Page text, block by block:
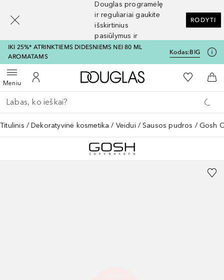
Douglas programėlę
ir reguliariai gaukite
išskirtinius
pasiūlymus ir
nuolaidas
RODYTI
IKI 25%* ATRINKTIEMS DIDESNIEMS NEI 80 ML
AROMATAMS
Kodas:BIG
MeniuAtidaryti meniuĮ mano paskyrą
Į Douglas pagrindinį
Į mano
Į
Grįžk atgal
Vykdykite paiešką
Titulinis Dekoratyvinė kosmetika Veidui Sausos pudros Gosh
[navigation.slideout.screenreader]